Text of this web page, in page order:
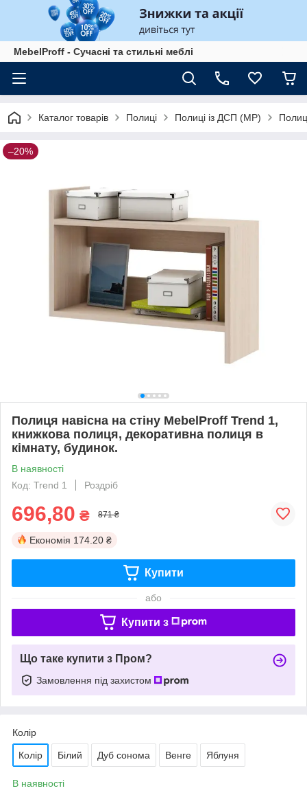
MebelProff - Сучасні та стильні меблі
Каталог товарів Полиці Полиці із ДСП (МР)
–20%
Полиця навісна на стіну MebelProff Trend 1,
книжкова полиця, декоративна полиця в
кімнату, будинок.
В наявності
Код: Trend 1
Роздріб
696,80 ₴ 871 ₴
Економія 174.20 ₴
Купити
або
Купити з
Що таке купити з Пром?
Замовлення під захистом
Колір
Колір Білий Дуб сонома Венге Яблуня
В наявності